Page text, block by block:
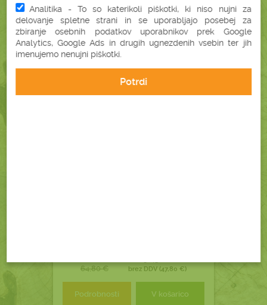
Podrobnosti V košarico
AJDOV VZGLAVNIK XLL
+ ZAŠČITNA PREVLEKA XLL
64,80 € brez DDV (47,80 €)
Podrobnosti V košarico
Analitika - To so katerikoli piškotki, ki niso nujni za
delovanje spletne strani in se uporabljajo posebej za
zbiranje osebnih podatkov uporabnikov prek Google
Analytics, Google Ads in drugih ugnezdenih vsebin ter jih
imenujemo nenujni piškotki.
Potrdi